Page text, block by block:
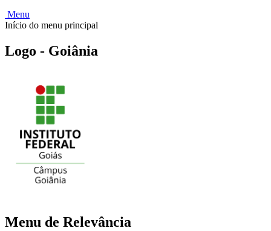
Menu
Início do menu principal
Logo - Goiânia
Menu de Relevância